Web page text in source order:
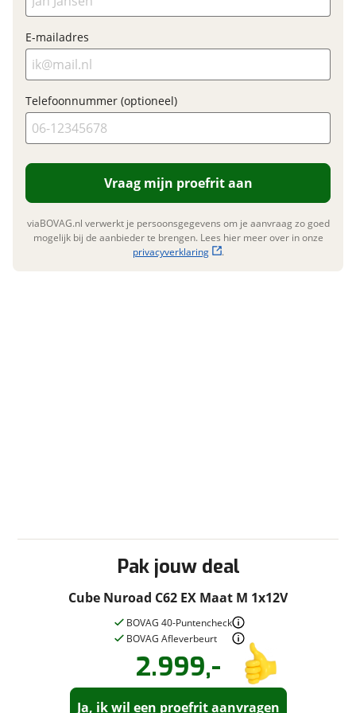
Garanties
BOVAG Garantie
toepassing
Fabrieksgarantie
Pak jouw deal
Cube Nuroad C62 EX Maat M 1x12V
BOVAG 40-Puntencheck
BOVAG Afleverbeurt
2.999,-
Ja, ik wil een proefrit aanvragen
Vraag eenproefrit
aan!
Stel eenvraag!
Bike Totaal Bloemendal neemt
E-mailadres
Telefoonnummer (optioneel)
Vraag mijn proefrit aan
viaBOVAG.nl verwerkt je persoonsgegevens om je aanvraag zo goed
mogelijk bij de aanbieder te brengen. Lees hier meer over in onze
privacyverklaring
.